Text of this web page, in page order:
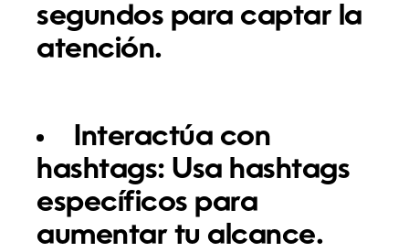
segundos para captar la
atención.
Interactúa con
hashtags: Usa hashtags
específicos para
aumentar tu alcance.